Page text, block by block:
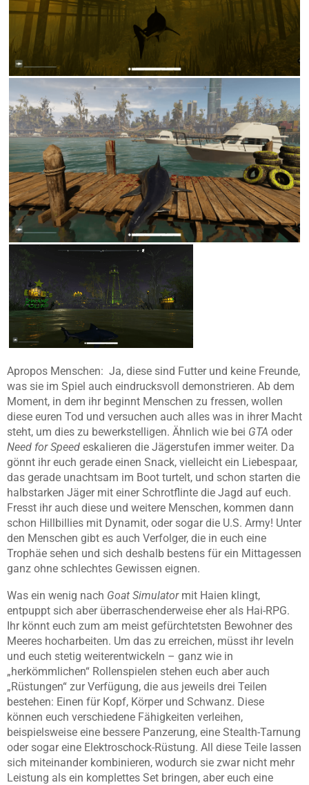
Apropos Menschen: Ja, diese sind Futter und keine Freunde,
was sie im Spiel auch eindrucksvoll demonstrieren. Ab dem
Moment, in dem ihr beginnt Menschen zu fressen, wollen
diese euren Tod und versuchen auch alles was in ihrer Macht
steht, um dies zu bewerkstelligen. Ähnlich wie bei GTA oder
Need for Speed eskalieren die Jägerstufen immer weiter. Da
gönnt ihr euch gerade einen Snack, vielleicht ein Liebespaar,
das gerade unachtsam im Boot turtelt, und schon starten die
halbstarken Jäger mit einer Schrotflinte die Jagd auf euch.
Fresst ihr auch diese und weitere Menschen, kommen dann
schon Hillbillies mit Dynamit, oder sogar die U.S. Army! Unter
den Menschen gibt es auch Verfolger, die in euch eine
Trophäe sehen und sich deshalb bestens für ein Mittagessen
ganz ohne schlechtes Gewissen eignen.
Was ein wenig nach Goat Simulatormit Haien klingt,
entpuppt sich aber überraschenderweise eher als Hai-RPG.
Ihr könnt euch zum am meist gefürchtetsten Bewohner des
Meeres hocharbeiten. Um das zu erreichen, müsst ihr leveln
und euch stetig weiterentwickeln – ganz wie in
„herkömmlichen“ Rollenspielen stehen euch aber auch
„Rüstungen“ zur Verfügung, die aus jeweils drei Teilen
bestehen: Einen für Kopf, Körper und Schwanz. Diese
können euch verschiedene Fähigkeiten verleihen,
beispielsweise eine bessere Panzerung, eine Stealth-Tarnung
oder sogar eine Elektroschock-Rüstung. All diese Teile lassen
sich miteinander kombinieren, wodurch sie zwar nicht mehr
Leistung als ein komplettes Set bringen, aber euch eine